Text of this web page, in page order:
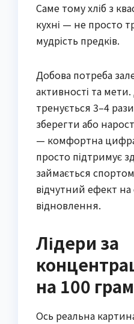
Саме тому хліб з
кухні — не просто
мудрість предків.
Добова потреба
активності та
тренується 3–4
зберегти або
— комфортна
просто підтримує
займається
відчутний ефект
відновлення.
Лідери за
на 100
Ось реальна